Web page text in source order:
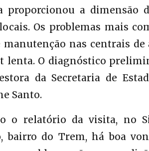
proporcionou a
Os problemas mais
manutenção nas centrais
lenta. O diagnóstico
da Secretaria de
Santo.
o relatório da visita, no
bairro do Trem, há boa